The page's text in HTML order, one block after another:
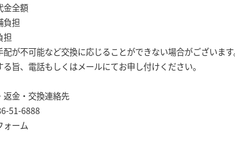
金全額
負担
担
が不可能など交換に応じることができない場合がございます
旨、電話もしくはメールにてお申し付けください。
金・交換連絡先
51-6888
ォーム